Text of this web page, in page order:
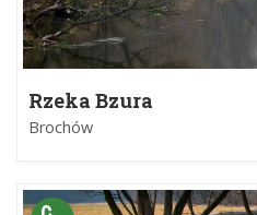
Rzeka Bzura
Brochów